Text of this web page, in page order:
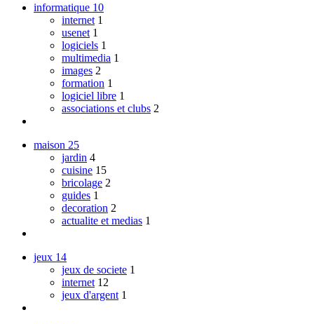
informatique 10
internet 1
usenet 1
logiciels 1
multimedia 1
images 2
formation 1
logiciel libre 1
associations et clubs 2
maison 25
jardin 4
cuisine 15
bricolage 2
guides 1
decoration 2
actualite et medias 1
jeux 14
jeux de societe 1
internet 12
jeux d'argent 1